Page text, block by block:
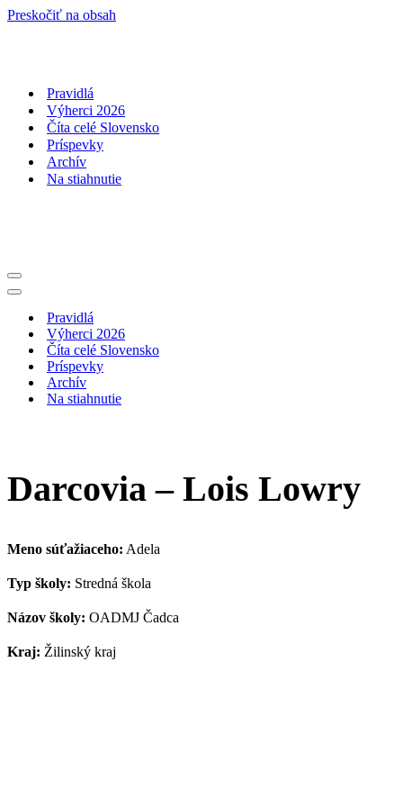
Preskočiť na obsah
Pravidlá
Výherci 2026
Číta celé Slovensko
Príspevky
Archív
Na stiahnutie
Menu
navigácie
Menu
navigáciePravidlá
Výherci 2026
Číta celé Slovensko
Príspevky
Archív
Na stiahnutie
Darcovia – Lois Lowry
Meno súťažiaceho: Adela
Typ školy: Stredná škola
Názov školy: OADMJ Čadca
Kraj: Žilinský kraj